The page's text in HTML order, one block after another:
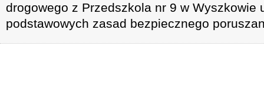
drogowego z Przedszkola nr 9 w Wyszkowie
podstawowych zasad bezpiecznego